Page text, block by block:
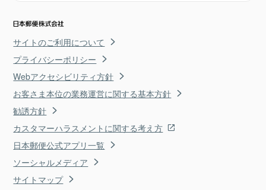
サイトのご利用について
プライバシーポリシー
Webアクセシビリティ方針
お客さま本位の業務運営に関する基本方針
勧誘方針
カスタマーハラスメントに関する考え方
日本郵便公式アプリ一覧
ソーシャルメディア
サイトマップ